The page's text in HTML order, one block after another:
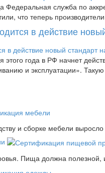
Федеральная служба по
что теперь
в действие
этого года в РФ начнет
и эксплуатации».
и сборке мебели
Пища должна